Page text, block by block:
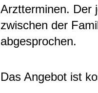
Arztterminen. Der
zwischen der
abgesprochen.
Das Angebot ist